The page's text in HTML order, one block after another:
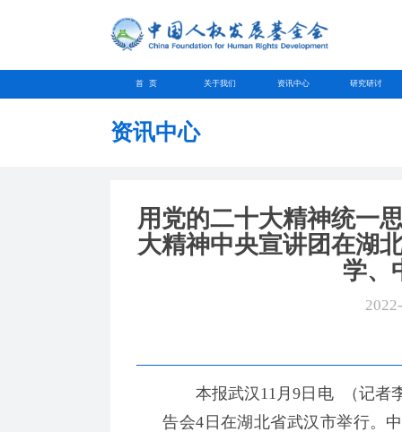
首 页 关于我们 资讯中心 研究研讨
资讯中心
用党的二十大精神统一
大精神中央宣讲团在湖
学、
本报武汉11月9日电 （记者李
告会4日在湖北省武汉市举行。